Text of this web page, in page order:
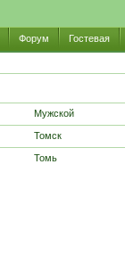
Форум Гостевая
Мужской
Томск
Томь